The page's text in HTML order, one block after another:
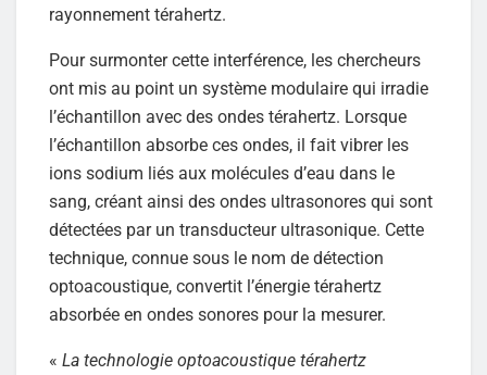
rayonnement térahertz.
Pour surmonter cette interférence, les chercheurs
ont mis au point un système modulaire qui irradie
l’échantillon avec des ondes térahertz. Lorsque
l’échantillon absorbe ces ondes, il fait vibrer les
ions sodium liés aux molécules d’eau dans le
sang, créant ainsi des ondes ultrasonores qui sont
détectées par un transducteur ultrasonique. Cette
technique, connue sous le nom de détection
optoacoustique, convertit l’énergie térahertz
absorbée en ondes sonores pour la mesurer.
« La technologie optoacoustique térahertz